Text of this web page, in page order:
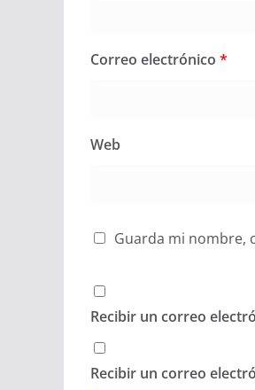
Correo electrónico *
Web
Guarda mi nombre,
Recibir un correo
Recibir un correo